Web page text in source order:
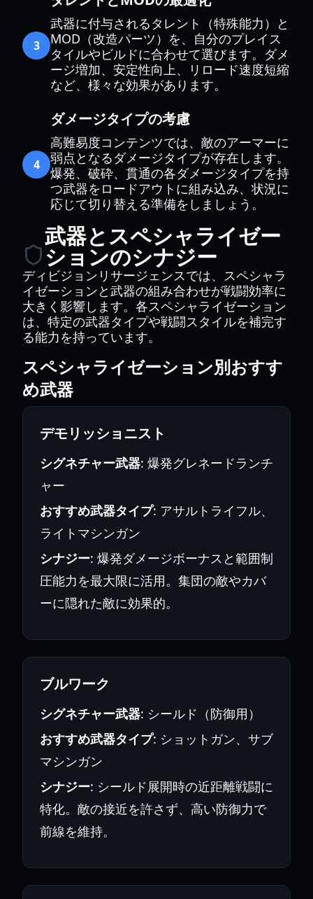
3
武器に付与されるタレント（特殊能力）と
MOD（改造パーツ）を、自分のプレイス
タイルやビルドに合わせて選びます。ダメ
ージ増加、安定性向上、リロード速度短縮
など、様々な効果があります。
4
ダメージタイプの考慮
高難易度コンテンツでは、敵のアーマーに
弱点となるダメージタイプが存在します。
爆発、破砕、貫通の各ダメージタイプを持
つ武器をロードアウトに組み込み、状況に
応じて切り替える準備をしましょう。
武器とスペシャライゼー
ションのシナジー
ディビジョンリサージェンスでは、スペシャラ
イゼーションと武器の組み合わせが戦闘効率に
大きく影響します。各スペシャライゼーション
は、特定の武器タイプや戦闘スタイルを補完す
る能力を持っています。
スペシャライゼーション別おすす
め武器
デモリッショニスト
シグネチャー武器: 爆発グレネードランチ
ャー
おすすめ武器タイプ: アサルトライフル、
ライトマシンガン
シナジー: 爆発ダメージボーナスと範囲制
圧能力を最大限に活用。集団の敵やカバ
ーに隠れた敵に効果的。
ブルワーク
シグネチャー武器: シールド（防御用）
おすすめ武器タイプ: ショットガン、サブ
マシンガン
シナジー: シールド展開時の近距離戦闘に
特化。敵の接近を許さず、高い防御力で
前線を維持。